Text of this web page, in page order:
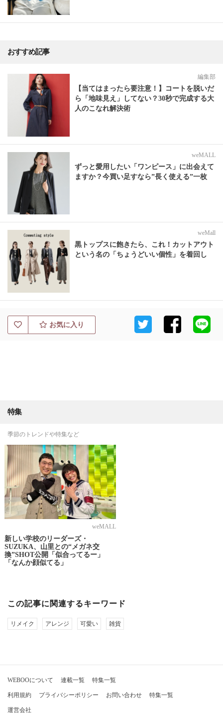
おすすめ記事
編集部
【当てはまったら要注意！】コートを脱いだ
ら「地味見え」してない？30秒で完成する大
人のこなれ解決術
weMALL
ずっと愛用したい「ワンピース」に出会えて
ますか？今買い足すなら”長く使える”一枚
weMall
黒トップスに飽きたら、これ！カットアウト
という名の「ちょうどいい個性」を着回し
お気に入り
特集
季節のトレンドや特集など
weMALL
新しい学校のリーダーズ・
SUZUKA、山里との“メガネ交
換”SHOT公開「似合ってるー」
「なんか顔似てる」
この記事に関連するキーワード
リメイク アレンジ 可愛い 雑貨
WEBOOについて 連載一覧 特集一覧
利用規約 プライバシーポリシー お問い合わせ 特集一覧
運営会社